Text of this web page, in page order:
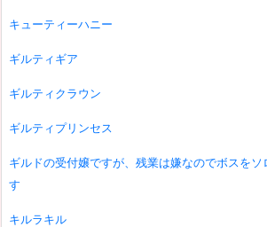
キューティーハニー
ギルティギア
ギルティクラウン
ギルティプリンセス
ギルドの受付嬢ですが、残業は嫌なのでボスをソ
す
キルラキル